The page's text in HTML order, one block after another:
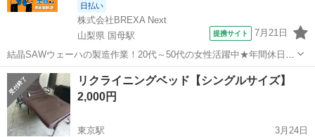
日払い
株式会社BREXA Next
山梨県 国母駅
提携サイト 7月21日
結晶SAWウェーハの製造作業！20代～50代の女性活躍中★年間休日
120日＆土日祝休み！クリーンルーム内でのお仕事！日払い制度利用可
◎正社員登用制度あり！マイカー通勤可！《山梨県中巨摩郡昭和町》
人気の工場のお仕事 ◇結晶...
山梨 国母駅 その他
リクライニングベッド【シングルサイズ】
2,000円
東京駅
3月24日